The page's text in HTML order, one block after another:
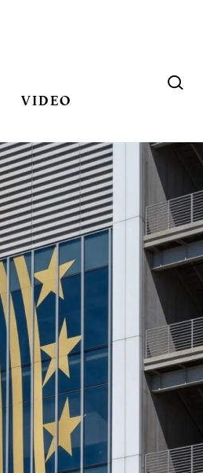
VIDEO